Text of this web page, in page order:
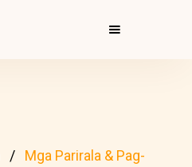
Mga Parirala & Pag-